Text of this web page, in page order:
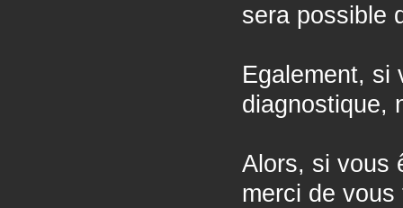
sera possible
Egalement, si
diagnostique,
Alors, si vous
merci de